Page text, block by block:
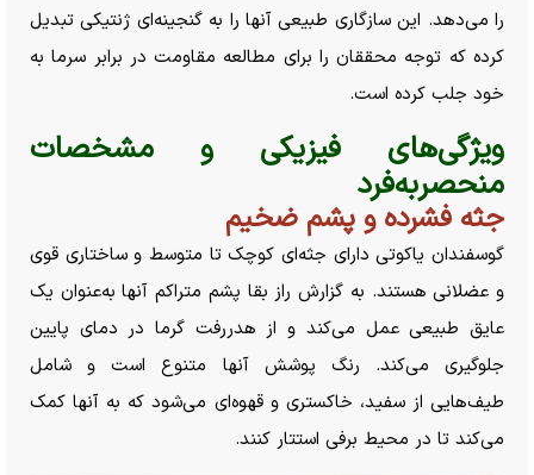
را می‌دهد. این سازگاری طبیعی آنها را به گنجینه‌ای ژنتیکی تبدیل
کرده که توجه محققان را برای مطالعه مقاومت در برابر سرما به
خود جلب کرده است.
ویژگی‌های فیزیکی و مشخصات
منحصر‌به‌فرد
جثه فشرده و پشم ضخیم
گوسفندان یاکوتی دارای جثه‌ای کوچک تا متوسط و ساختاری قوی
و عضلانی هستند. به گزارش راز بقا پشم متراکم آنها به‌عنوان یک
عایق طبیعی عمل می‌کند و از هدررفت گرما در دمای پایین
جلوگیری می‌کند. رنگ پوشش آنها متنوع است و شامل
طیف‌هایی از سفید، خاکستری و قهوه‌ای می‌شود که به آنها کمک
می‌کند تا در محیط برفی استتار کنند.